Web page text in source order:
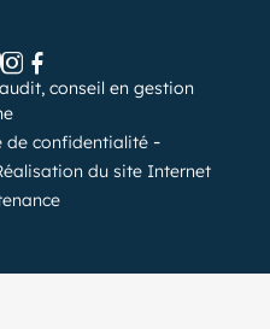
conseil en gestion
de confidentialité
du site Internet